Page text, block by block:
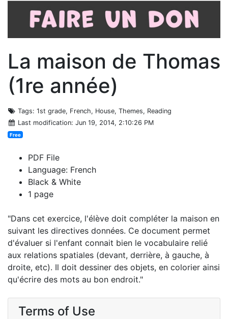
La maison de Thomas
(1re année)
Tags: 1st grade, French, House, Themes, Reading
Last modification: Jun 19, 2014, 2:10:26 PM
Free
PDF File
Language: French
Black & White
1 page
"Dans cet exercice, l'élève doit compléter la maison en
suivant les directives données. Ce document permet
d'évaluer si l'enfant connait bien le vocabulaire relié
aux relations spatiales (devant, derrière, à gauche, à
droite, etc). Il doit dessiner des objets, en colorier ainsi
qu'écrire des mots au bon endroit."
Terms of Use